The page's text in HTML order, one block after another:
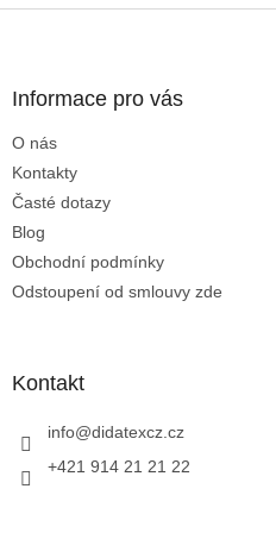
Informace pro vás
O nás
Kontakty
Časté dotazy
Blog
Obchodní podmínky
Odstoupení od smlouvy zde
Kontakt
info@didatexcz.cz
+421 914 21 21 22